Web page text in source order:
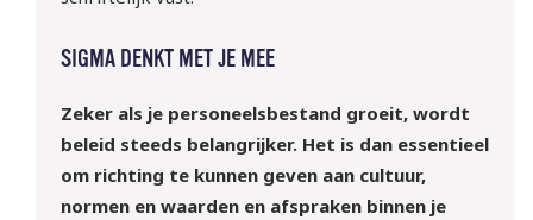
SIGMA DENKT MET JE MEE
Zeker als je personeelsbestand groeit, wordt
beleid steeds belangrijker. Het is dan essentieel
om richting te kunnen geven aan cultuur,
normen en waarden en afspraken binnen je